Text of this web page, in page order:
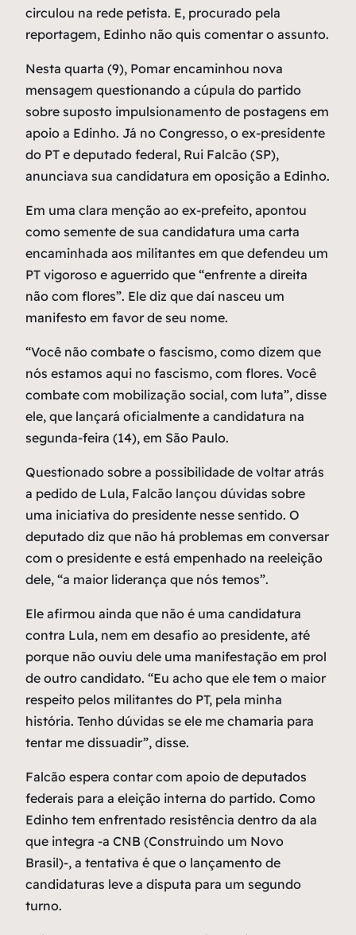
circulou na rede petista. E, procurado pela
reportagem, Edinho não quis comentar o assunto.
Nesta quarta (9), Pomar encaminhou nova
mensagem questionando a cúpula do partido
sobre suposto impulsionamento de postagens em
apoio a Edinho. Já no Congresso, o ex-presidente
do PT e deputado federal, Rui Falcão (SP),
anunciava sua candidatura em oposição a Edinho.
Em uma clara menção ao ex-prefeito, apontou
como semente de sua candidatura uma carta
encaminhada aos militantes em que defendeu um
PT vigoroso e aguerrido que “enfrente a direita
não com flores”. Ele diz que daí nasceu um
manifesto em favor de seu nome.
“Você não combate o fascismo, como dizem que
nós estamos aqui no fascismo, com flores. Você
combate com mobilização social, com luta”, disse
ele, que lançará oficialmente a candidatura na
segunda-feira (14), em São Paulo.
Questionado sobre a possibilidade de voltar atrás
a pedido de Lula, Falcão lançou dúvidas sobre
uma iniciativa do presidente nesse sentido. O
deputado diz que não há problemas em conversar
com o presidente e está empenhado na reeleição
dele, “a maior liderança que nós temos”.
Ele afirmou ainda que não é uma candidatura
contra Lula, nem em desafio ao presidente, até
porque não ouviu dele uma manifestação em prol
de outro candidato. “Eu acho que ele tem o maior
respeito pelos militantes do PT, pela minha
história. Tenho dúvidas se ele me chamaria para
tentar me dissuadir”, disse.
Falcão espera contar com apoio de deputados
federais para a eleição interna do partido. Como
Edinho tem enfrentado resistência dentro da ala
que integra -a CNB (Construindo um Novo
Brasil)-, a tentativa é que o lançamento de
candidaturas leve a disputa para um segundo
turno.